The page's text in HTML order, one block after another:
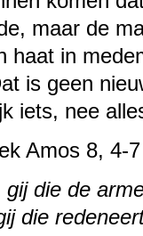
maar de
haat in
is geen
iets, nee
Amos 8, 4-7
gij die de
die